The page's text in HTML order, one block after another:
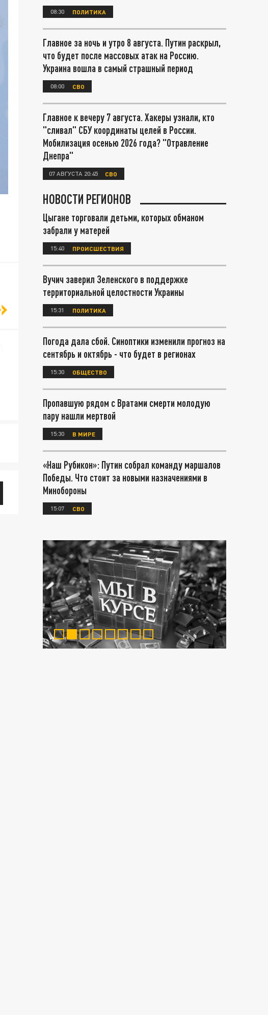
08:30 ПОЛИТИКА
Главное за ночь и утро 8 августа. Путин раскрыл,
что будет после массовых атак на Россию.
Украина вошла в самый страшный период
08:00 СВО
Главное к вечеру 7 августа. Хакеры узнали, кто
"сливал" СБУ координаты целей в России.
Мобилизация осенью 2026 года? "Отравление
Днепра"
07 АВГУСТА 20:45 СВО
НОВОСТИ РЕГИОНОВ
Цыгане торговали детьми, которых обманом
забрали у матерей
15:40 ПРОИСШЕСТВИЯ
Вучич заверил Зеленского в поддержке
территориальной целостности Украины
15:31 ПОЛИТИКА
Погода дала сбой. Синоптики изменили прогноз на
сентябрь и октябрь - что будет в регионах
15:30 ОБЩЕСТВО
Пропавшую рядом с Вратами смерти молодую
пару нашли мертвой
15:30 В МИРЕ
«Наш Рубикон»: Путин собрал команду маршалов
Победы. Что стоит за новыми назначениями в
Минобороны
15:07 СВО